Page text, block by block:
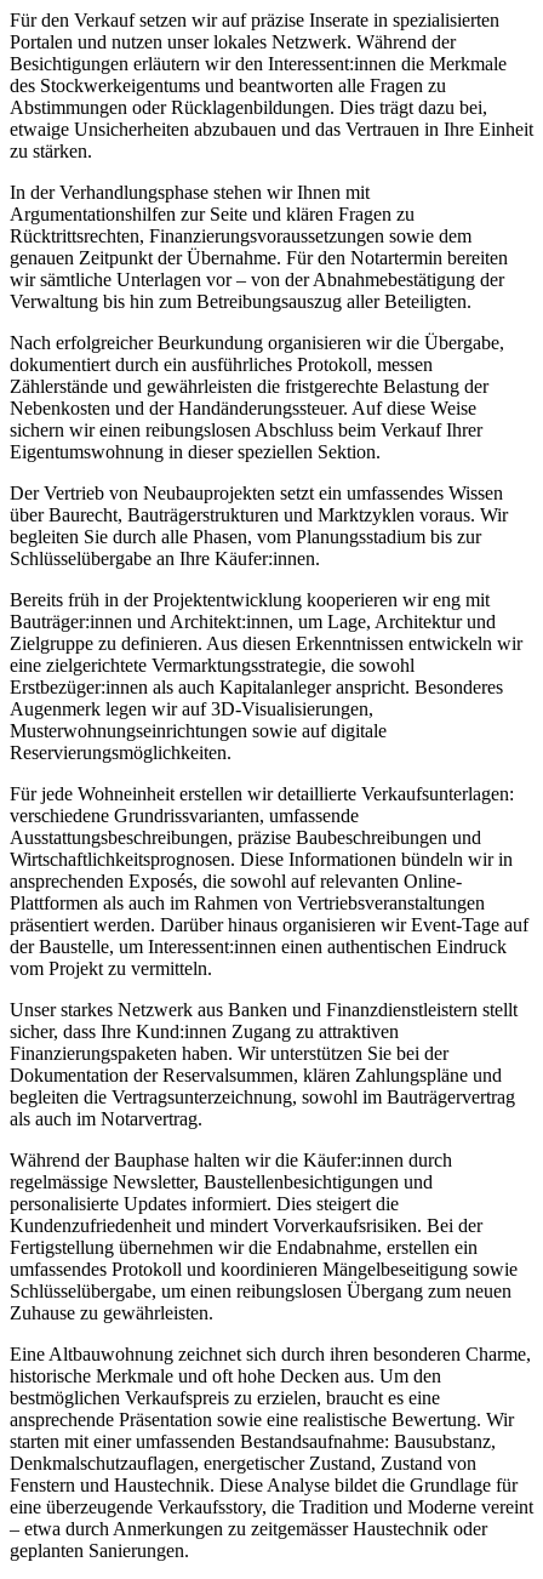
Für den Verkauf setzen wir auf präzise Inserate in spezialisierten
Portalen und nutzen unser lokales Netzwerk. Während der
Besichtigungen erläutern wir den Interessent:innen die Merkmale
des Stockwerkeigentums und beantworten alle Fragen zu
Abstimmungen oder Rücklagenbildungen. Dies trägt dazu bei,
etwaige Unsicherheiten abzubauen und das Vertrauen in Ihre Einheit
zu stärken.
In der Verhandlungsphase stehen wir Ihnen mit
Argumentationshilfen zur Seite und klären Fragen zu
Rücktrittsrechten, Finanzierungsvoraussetzungen sowie dem
genauen Zeitpunkt der Übernahme. Für den Notartermin bereiten
wir sämtliche Unterlagen vor – von der Abnahmebestätigung der
Verwaltung bis hin zum Betreibungsauszug aller Beteiligten.
Nach erfolgreicher Beurkundung organisieren wir die Übergabe,
dokumentiert durch ein ausführliches Protokoll, messen
Zählerstände und gewährleisten die fristgerechte Belastung der
Nebenkosten und der Handänderungssteuer. Auf diese Weise
sichern wir einen reibungslosen Abschluss beim Verkauf Ihrer
Eigentumswohnung in dieser speziellen Sektion.
Der Vertrieb von Neubauprojekten setzt ein umfassendes Wissen
über Baurecht, Bauträgerstrukturen und Marktzyklen voraus. Wir
begleiten Sie durch alle Phasen, vom Planungsstadium bis zur
Schlüsselübergabe an Ihre Käufer:innen.
Bereits früh in der Projektentwicklung kooperieren wir eng mit
Bauträger:innen und Architekt:innen, um Lage, Architektur und
Zielgruppe zu definieren. Aus diesen Erkenntnissen entwickeln wir
eine zielgerichtete Vermarktungsstrategie, die sowohl
Erstbezüger:innen als auch Kapitalanleger anspricht. Besonderes
Augenmerk legen wir auf 3D-Visualisierungen,
Musterwohnungseinrichtungen sowie auf digitale
Reservierungsmöglichkeiten.
Für jede Wohneinheit erstellen wir detaillierte Verkaufsunterlagen:
verschiedene Grundrissvarianten, umfassende
Ausstattungsbeschreibungen, präzise Baubeschreibungen und
Wirtschaftlichkeitsprognosen. Diese Informationen bündeln wir in
ansprechenden Exposés, die sowohl auf relevanten Online-
Plattformen als auch im Rahmen von Vertriebsveranstaltungen
präsentiert werden. Darüber hinaus organisieren wir Event-Tage auf
der Baustelle, um Interessent:innen einen authentischen Eindruck
vom Projekt zu vermitteln.
Unser starkes Netzwerk aus Banken und Finanzdienstleistern stellt
sicher, dass Ihre Kund:innen Zugang zu attraktiven
Finanzierungspaketen haben. Wir unterstützen Sie bei der
Dokumentation der Reservalsummen, klären Zahlungspläne und
begleiten die Vertragsunterzeichnung, sowohl im Bauträgervertrag
als auch im Notarvertrag.
Während der Bauphase halten wir die Käufer:innen durch
regelmässige Newsletter, Baustellenbesichtigungen und
personalisierte Updates informiert. Dies steigert die
Kundenzufriedenheit und mindert Vorverkaufsrisiken. Bei der
Fertigstellung übernehmen wir die Endabnahme, erstellen ein
umfassendes Protokoll und koordinieren Mängelbeseitigung sowie
Schlüsselübergabe, um einen reibungslosen Übergang zum neuen
Zuhause zu gewährleisten.
Eine Altbauwohnung zeichnet sich durch ihren besonderen Charme,
historische Merkmale und oft hohe Decken aus. Um den
bestmöglichen Verkaufspreis zu erzielen, braucht es eine
ansprechende Präsentation sowie eine realistische Bewertung. Wir
starten mit einer umfassenden Bestandsaufnahme: Bausubstanz,
Denkmalschutzauflagen, energetischer Zustand, Zustand von
Fenstern und Haustechnik. Diese Analyse bildet die Grundlage für
eine überzeugende Verkaufsstory, die Tradition und Moderne vereint
– etwa durch Anmerkungen zu zeitgemässer Haustechnik oder
geplanten Sanierungen.